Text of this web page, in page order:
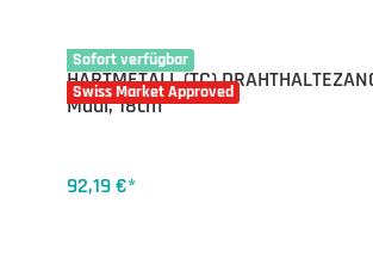
Sofort verfügbar
Swiss Market Approved
16-4600.18
HARTMETALL (TC)
Maul, 18cm
92,19 €*